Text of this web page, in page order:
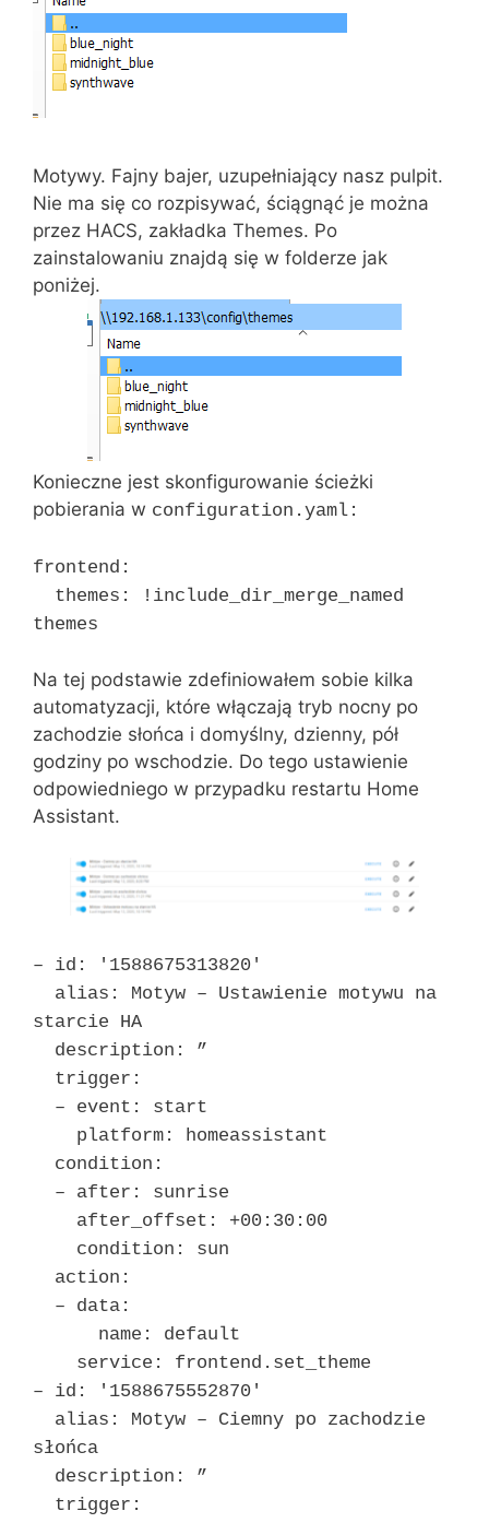
Motywy. Fajny bajer, uzupełniający nasz pulpit.
Nie ma się co rozpisywać, ściągnąć je można
przez HACS, zakładka Themes. Po
zainstalowaniu znajdą się w folderze jak
poniżej.
Konieczne jest skonfigurowanie ścieżki
pobierania w configuration.yaml:
frontend:
themes: !include_dir_merge_named
themes
Na tej podstawie zdefiniowałem sobie kilka
automatyzacji, które włączają tryb nocny po
zachodzie słońca i domyślny, dzienny, pół
godziny po wschodzie. Do tego ustawienie
odpowiedniego w przypadku restartu Home
Assistant.
– id: '1588675313820′
alias: Motyw – Ustawienie motywu na
starcie HA
description: ”
trigger:
– event: start
platform: homeassistant
condition:
– after: sunrise
after_offset: +00:30:00
condition: sun
action:
– data:
name: default
service: frontend.set_theme
– id: '1588675552870′
alias: Motyw – Ciemny po zachodzie
słońca
description: ”
trigger: